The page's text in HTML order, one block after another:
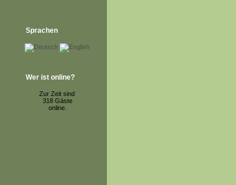
Sprachen
Wer ist online?
Zur Zeit sind
318 Gäste
online.